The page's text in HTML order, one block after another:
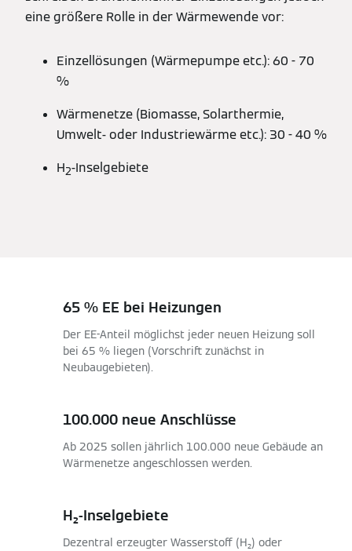
eine größere Rolle in der Wärmewende vor:
Einzellösungen (Wärmepumpe etc.): 60 - 70
%
Wärmenetze (Biomasse, Solarthermie,
Umwelt- oder Industriewärme etc.): 30 - 40 %
H2-Inselgebiete
65 % EE bei Heizungen
Der EE-Anteil möglichst jeder neuen Heizung soll
bei 65 % liegen (Vorschrift zunächst in
Neubaugebieten).
100.000 neue Anschlüsse
Ab 2025 sollen jährlich 100.000 neue Gebäude an
Wärmenetze angeschlossen werden.
H₂-Inselgebiete
Dezentral erzeugter Wasserstoff (H₂) oder